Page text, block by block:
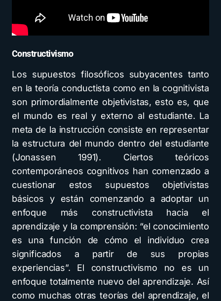
Constructivismo
Los supuestos filosóficos subyacentes tanto
en la teoría conductista como en la cognitivista
son primordialmente objetivistas, esto es, que
el mundo es real y externo al estudiante. La
meta de la instrucción consiste en representar
la estructura del mundo dentro del estudiante
(Jonassen 1991). Ciertos teóricos
contemporáneos cognitivos han comenzado a
cuestionar estos supuestos objetivistas
básicos y están comenzando a adoptar un
enfoque más constructivista hacia el
aprendizaje y la comprensión: “el conocimiento
es una función de cómo el individuo crea
significados a partir de sus propias
experiencias”. El constructivismo no es un
enfoque totalmente nuevo del aprendizaje. Así
como muchas otras teorías del aprendizaje, el